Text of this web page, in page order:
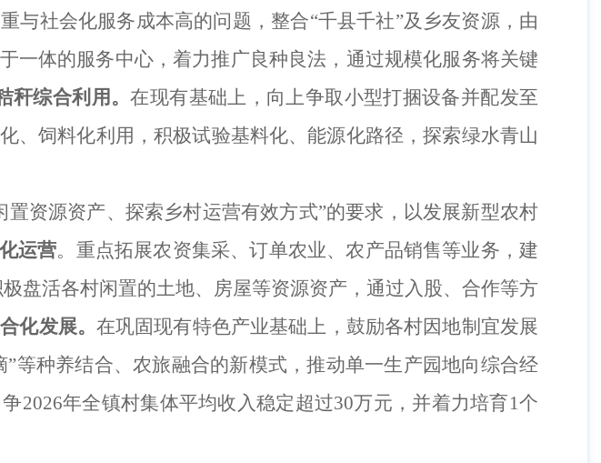
与社会化服务成本高的问题，整合“千县千社”及 乡友资源，由
一体的服务中心，着力推广良种良法，通过规模化服务将关键
秆综合利用。在现有基础上，向上争取小型打捆设备并配发至
、饲料化利用，积极试验基料化、能源化路径，探索绿水青山
置资源资产、探索乡村运营有效方式”的要求，以发展新型农村
运营。重点拓展农资集采、订单农业、农产品销售等业务，建
盘活各村闲置的土地、房屋等资源资产，通过入股、合作等方
化发展。 在巩固现有特色产业基础上 ， 鼓励各村因地制宜发展
”等种养结合、农旅融合的新模式，推动单一生产园地向综合经
2026年全镇村集体平均收入稳定超过30万元，并着力培育1个